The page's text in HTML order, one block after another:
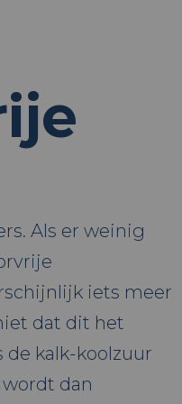
Als er weinig
iets meer
dat dit het
kalk-koolzuur
dan